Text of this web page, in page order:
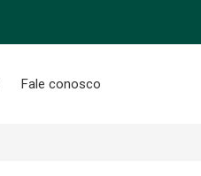
Fale conosco